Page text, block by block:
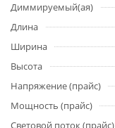
Диммируемый(ая)
Длина
Ширина
Высота
Напряжение (прайс)
Мощность (прайс)
Световой поток (прайс)